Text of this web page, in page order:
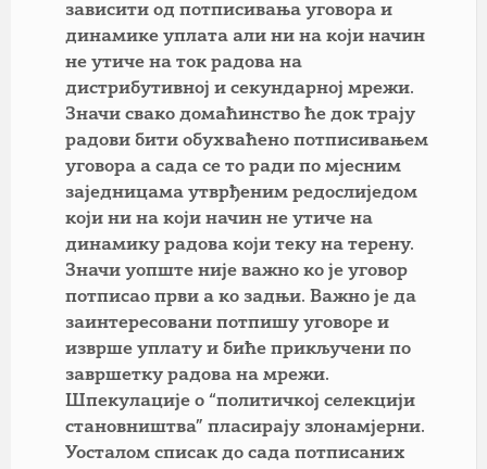
зависити од потписивања уговора и
динамике уплата али ни на који начин
не утиче на ток радова на
дистрибутивној и секундарној мрежи.
Значи свако домаћинство ће док трају
радови бити обухваћено потписивањем
уговора а сада се то ради по мјесним
заједницама утврђеним редослиједом
који ни на који начин не утиче на
динамику радова који теку на терену.
Значи уопште није важно ко је уговор
потписао први а ко задњи. Важно је да
заинтересовани потпишу уговоре и
изврше уплату и биће прикључени по
завршетку радова на мрежи.
Шпекулације о “политичкој селекцији
становништва” пласирају злонамјерни.
Уосталом списак до сада потписаних